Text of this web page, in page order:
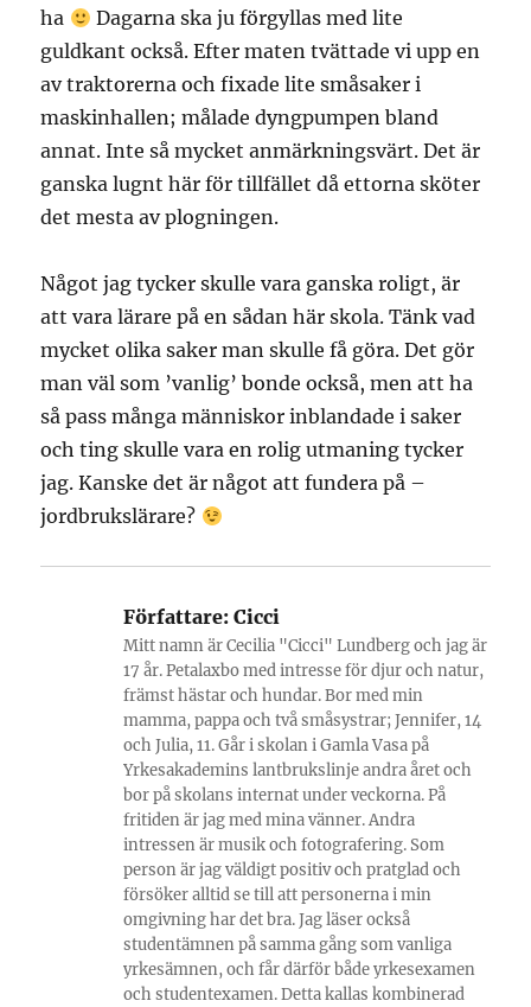
ha
Dagarna ska ju förgyllas med lite
guldkant också. Efter maten tvättade vi upp en
av traktorerna och fixade lite småsaker i
maskinhallen; målade dyngpumpen bland
annat. Inte så mycket anmärkningsvärt. Det är
ganska lugnt här för tillfället då ettorna sköter
det mesta av plogningen.
Något jag tycker skulle vara ganska roligt, är
att vara lärare på en sådan här skola. Tänk vad
mycket olika saker man skulle få göra. Det gör
man väl som ’vanlig’ bonde också, men att ha
så pass många människor inblandade i saker
och ting skulle vara en rolig utmaning tycker
jag. Kanske det är något att fundera på –
jordbrukslärare?
Författare: Cicci
Mitt namn är Cecilia "Cicci" Lundberg och jag är
17 år. Petalaxbo med intresse för djur och natur,
främst hästar och hundar. Bor med min
mamma, pappa och två småsystrar; Jennifer, 14
och Julia, 11. Går i skolan i Gamla Vasa på
Yrkesakademins lantbrukslinje andra året och
bor på skolans internat under veckorna. På
fritiden är jag med mina vänner. Andra
intressen är musik och fotografering. Som
person är jag väldigt positiv och pratglad och
försöker alltid se till att personerna i min
omgivning har det bra. Jag läser också
studentämnen på samma gång som vanliga
yrkesämnen, och får därför både yrkesexamen
och studentexamen. Detta kallas kombinerad